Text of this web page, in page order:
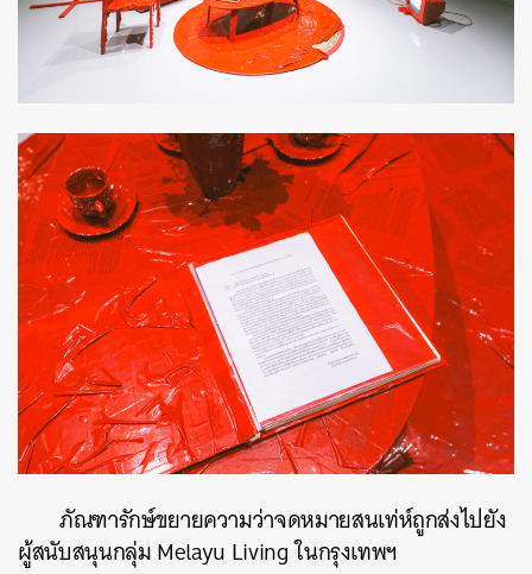
ภัณฑารักษ์ขยายความว่าจดหมายสนเท่ห์ถูกส่งไปยัง
ผู้สนับสนุนกลุ่ม Melayu Living ในกรุงเทพฯ